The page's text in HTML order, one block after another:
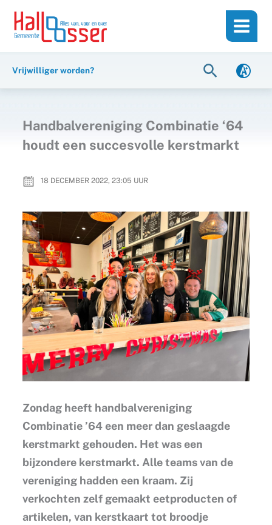
inhoud
naar
Vrijwilliger worden? Zoeken
Handbalvereniging Combinatie ‘64
houdt een succesvolle kerstmarkt
18 DECEMBER 2022, 23:05 UUR
Zondag heeft handbalvereniging
Combinatie ’64 een meer dan geslaagde
kerstmarkt gehouden. Het was een
bijzondere kerstmarkt. Alle teams van de
vereniging hadden een kraam. Zij
verkochten zelf gemaakt eetproducten of
artikelen, van kerstkaart tot broodje